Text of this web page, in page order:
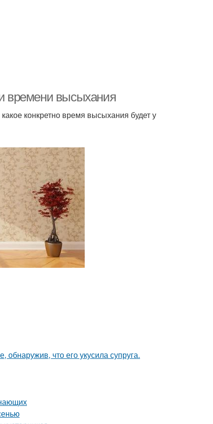
времени высыхания
конкретно время высыхания будет у
обнаружив, что его укусила супруга.